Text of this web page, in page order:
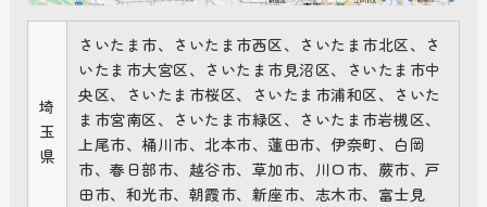
埼
玉
県
さいたま市、さいたま市西区、さいたま市北区、さ
いたま市大宮区、さいたま市見沼区、さいたま市中
央区、さいたま市桜区、さいたま市浦和区、さいた
ま市宮南区、さいたま市緑区、さいたま市岩槻区、
上尾市、桶川市、北本市、蓮田市、伊奈町、白岡
市、春日部市、越谷市、草加市、川口市、蕨市、戸
田市、和光市、朝霞市、新座市、志木市、富士見